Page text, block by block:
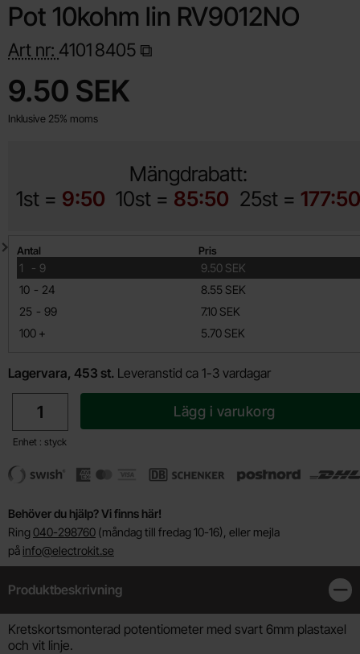
Pot 10kohm lin RV9012NO
Art nr: 41018405
pris
9.50 SEK
Inklusive 25% moms
Mängdrabatt:
1st = 9:50 10st = 85:50 25st = 177:50
Mängdrabatt
Antal Pris
1 -
till 9
9.50 SEK
10 -
till 24
8.55 SEK
25 -
till 99
7.10 SEK
100 +
till 5.70 SEK
Lagervara, 453 st. Leveranstid ca 1-3 vardagar
Enhet : styck
Lägg i varukorg
Behöver du hjälp? Vi finns här!
Ring 040-298760 (måndag till fredag 10-16), eller mejla
på info@electrokit.se
Produktbeskrivning
Produktbeskrivning
Kretskortsmonterad potentiometer med svart 6mm plastaxel
och vit linje.